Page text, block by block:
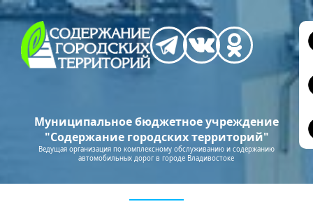
Муниципальное бюджетное учреждение
"Содержание городских территорий"
Ведущая организация по комплексному обслуживанию и содержанию
автомобильных дорог в городе Владивостоке